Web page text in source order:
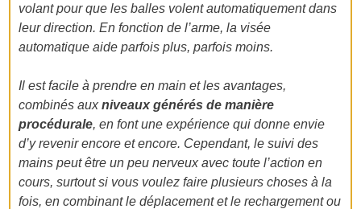
volant pour que les balles volent automatiquement dans
leur direction. En fonction de l’arme, la visée
automatique aide parfois plus, parfois moins.
Il est facile à prendre en main et les avantages,
combinés auxniveaux générés de manière
procédurale, en font une expérience qui donne envie
d’y revenir encore et encore. Cependant, le suivi des
mains peut être un peu nerveux avec toute l’action en
cours, surtout si vous voulez faire plusieurs choses à la
fois, en combinant le déplacement et le rechargement ou